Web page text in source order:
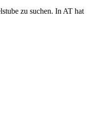
zu suchen. In AT hat